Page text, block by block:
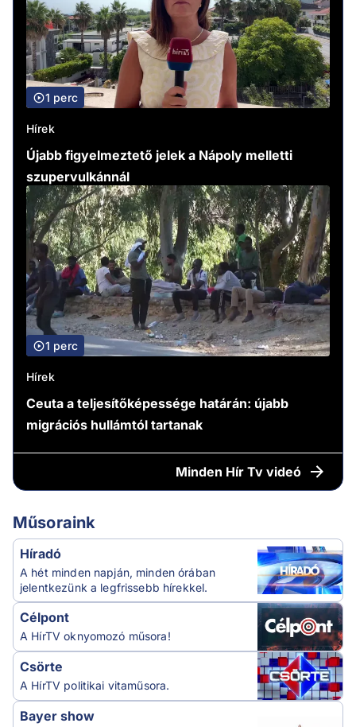
1 perc
Hírek
Újabb figyelmeztető jelek a Nápoly melletti
szupervulkánnál
1 perc
Hírek
Ceuta a teljesítőképessége határán: újabb
migrációs hullámtól tartanak
Minden Hír Tv videó
Műsoraink
Híradó
A hét minden napján, minden órában
jelentkezünk a legfrissebb hírekkel.
Célpont
A HírTV oknyomozó műsora!
Csörte
A HírTV politikai vitaműsora.
Bayer show